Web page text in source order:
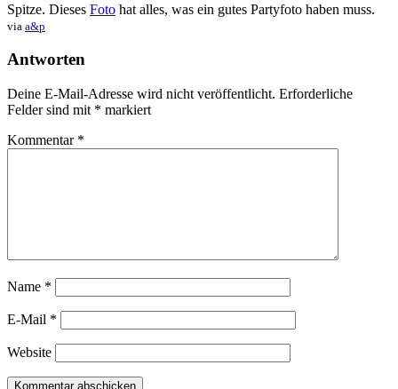
Spitze. Dieses Foto hat alles, was ein gutes Partyfoto haben muss.
via a&p
Antworten
Deine E-Mail-Adresse wird nicht veröffentlicht. Erforderliche
Felder sind mit * markiert
Kommentar *
Name *
E-Mail *
Website